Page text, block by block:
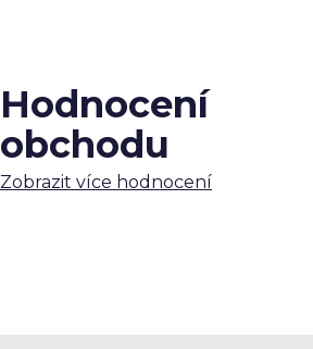
Hodnocení
obchodu
Zobrazit více hodnocení